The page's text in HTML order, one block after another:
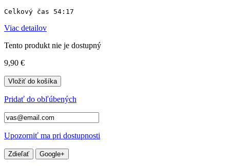
Celkový čas 54:17
Viac detailov
Tento produkt nie je dostupný
9,90 €
Vložiť do košíka
Pridať do obľúbených
Upozorniť ma pri dostupnosti
Zdieľať Google+